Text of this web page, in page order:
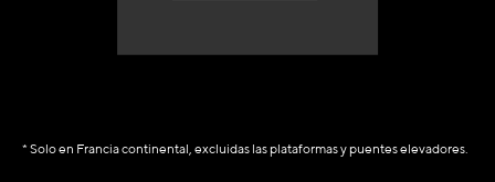
* Solo en Francia continental, excluidas las plataformas y puentes elevadores.